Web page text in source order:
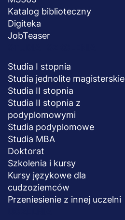
Katalog biblioteczny
Digiteka
JobTeaser
Studia I stopnia
Studia jednolite magisterskie
Studia II stopnia
Studia II stopnia z
podyplomowymi
Studia podyplomowe
Studia MBA
Doktorat
Szkolenia i kursy
Kursy językowe dla
cudzoziemców
Przeniesienie z innej uczelni